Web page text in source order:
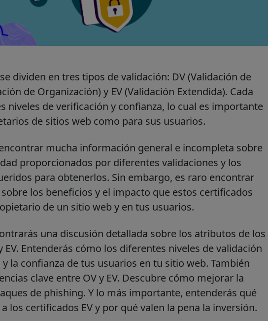
dividen en tres tipos de validación: DV (Validación de
de Organización) y EV (Validación Extendida). Cada
niveles de verificación y confianza, lo cual es importante
de sitios web como para sus usuarios.
mucha información general e incompleta sobre
proporcionados por diferentes validaciones y los
para obtenerlos. Sin embargo, es raro encontrar
los beneficios y el impacto que estos certificados
de un sitio web y en tus usuarios.
una discusión detallada sobre los atributos de los
EV. Entenderás cómo los diferentes niveles de validación
la confianza de tus usuarios en tu sitio web. También
clave entre OV y EV. Descubre cómo mejorar la
de phishing. Y lo más importante, entenderás qué
los certificados EV y por qué valen la pena la inversión.